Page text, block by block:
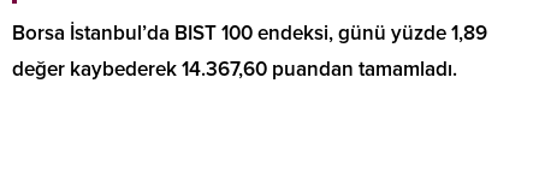
Borsa İstanbul’da BIST 100 endeksi, günü yüzde 1,89
değer kaybederek 14.367,60 puandan tamamladı.